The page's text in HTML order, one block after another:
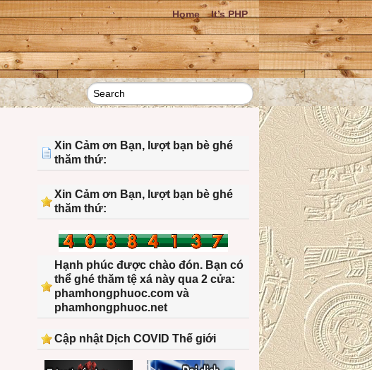
Home It’s PHP
Xin Cảm ơn Bạn, lượt bạn bè ghé
thăm thứ:
Xin Cảm ơn Bạn, lượt bạn bè ghé
thăm thứ:
Hạnh phúc được chào đón. Bạn có
thể ghé thăm tệ xá này qua 2 cửa:
phamhongphuoc.com và
phamhongphuoc.net
Cập nhật Dịch COVID Thế giới